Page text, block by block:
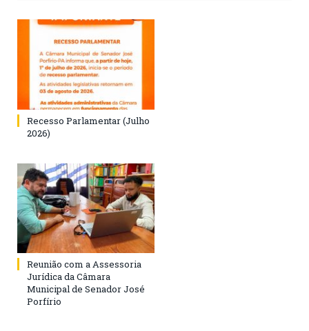
Recesso Parlamentar (Julho
2026)
Reunião com a Assessoria
Jurídica da Câmara
Municipal de Senador José
Porfírio